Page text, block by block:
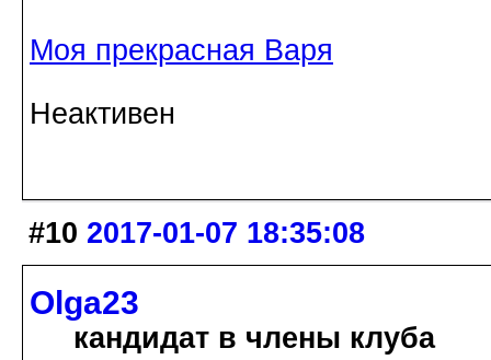
Моя прекрасная Варя
Неактивен
#10 2017-01-07 18:35:08
Olga23
кандидат в члены клуба